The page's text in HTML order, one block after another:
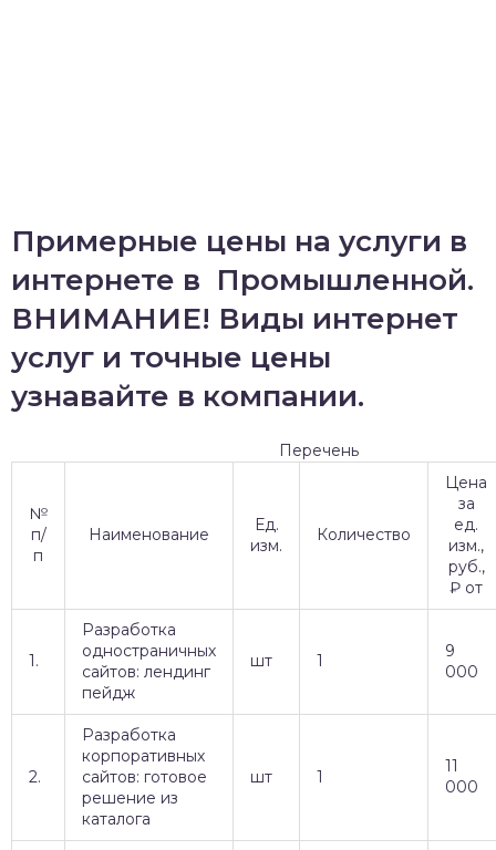
Примерные цены на услуги в
интернете в Промышленной.
ВНИМАНИЕ! Виды интернет
услуг и точные цены
узнавайте в компании.
Перечень
№
п/
п
Наименование
Ед.
изм.
Количество
Цена
за
ед.
изм.,
руб.,
₽ от
1.
Разработка
одностраничных
сайтов: лендинг
пейдж
шт 1
9
000
2.
Разработка
корпоративных
сайтов: готовое
решение из
каталога
шт 1
11
000